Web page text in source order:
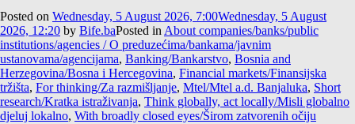
Posted on Wednesday, 5 August 2026, 7:00Wednesday, 5 August
2026, 12:20 by Bife.baPosted inAbout companies/banks/public
institutions/agencies / O preduzećima/bankama/javnim
ustanovama/agencijama, Banking/Bankarstvo, Bosnia and
Herzegovina/Bosna i Hercegovina, Financial markets/Finansijska
tržišta, For thinking/Za razmišljanje, Mtel/Mtel a.d. Banjaluka, Short
research/Kratka istraživanja, Think globally, act locally/Misli globalno
djeluj lokalno, With broadly closed eyes/Širom zatvorenih očiju